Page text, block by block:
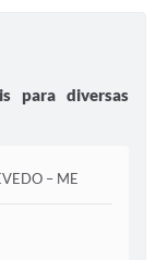
para diversas
– ME